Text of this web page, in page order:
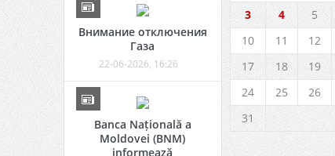
Внимание отключения
Газа
22-06-2026, 16:26
Banca Națională a
Moldovei (BNM)
informează
3
4 5
10
11 12
17
18 19
24
25 26
31